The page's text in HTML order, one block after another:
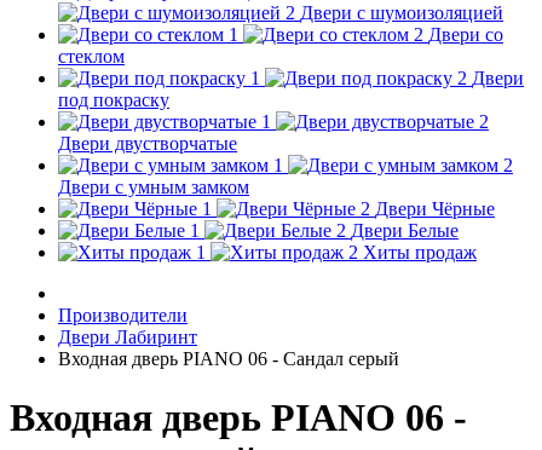
Двери с шумоизоляцией
Двери со
стеклом
Двери
под покраску
Двери двустворчатые
Двери с умным замком
Двери Чёрные
Двери Белые
Хиты продаж
Производители
Двери Лабиринт
Входная дверь PIANO 06 - Сандал серый
Входная дверь PIANO 06 -